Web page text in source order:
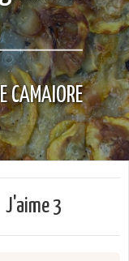
CAMAIORE
J'aime3